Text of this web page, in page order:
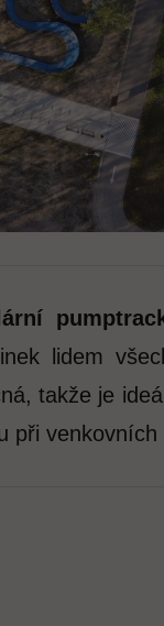
lidem
takže je
při venkovních